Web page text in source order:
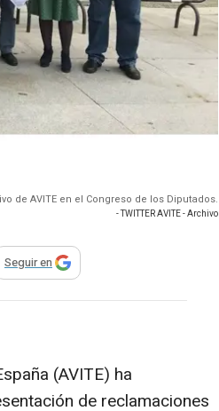
de AVITE en el Congreso de los Diputados.
- TWITTER AVITE - Archivo
para compartir
Seguir en
(AVITE) ha
de reclamaciones